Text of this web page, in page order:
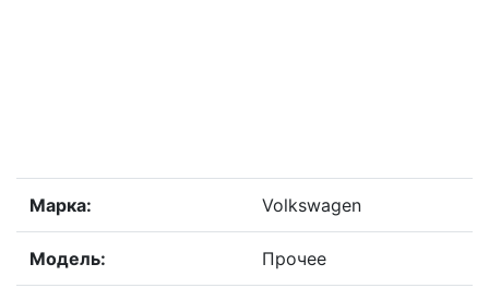
Марка: Volkswagen
Модель: Прочее